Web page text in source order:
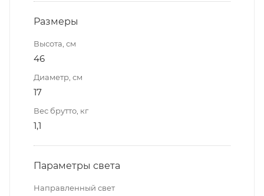
Размеры
Высота, см
46
Диаметр, см
17
Вес брутто, кг
1,1
Параметры света
Направленный свет